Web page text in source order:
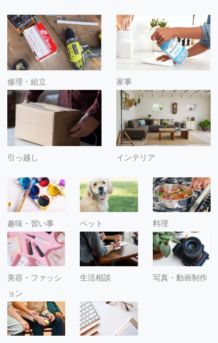
修理・組立 家事
引っ越し インテリア
趣味・習い事 ペット 料理
美容・ファッシ
ョン
生活相談 写真・動画制作